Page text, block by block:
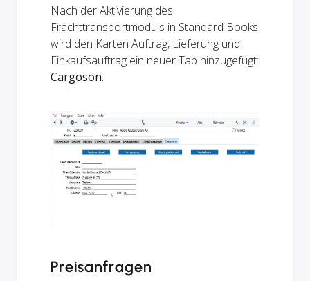
Nach der Aktivierung des
Frachttransportmoduls in Standard Books
wird den Karten Auftrag, Lieferung und
Einkaufsauftrag ein neuer Tab hinzugefügt:
Cargoson.
Preisanfragen